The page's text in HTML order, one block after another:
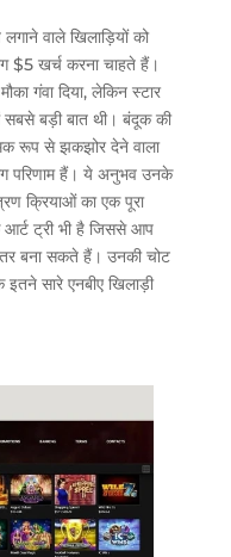
वाले खिलाड़ियों को
$5 खर्च करना चाहते हैं।
गंवा दिया, लेकिन स्टार
बड़ी बात थी। बंदूक की
रूप से झकझोर देने वाला
हैं। ये अनुभव उनके
क्रियाओं का एक पूरा
ट्री भी है जिससे आप
बना सकते हैं। उनकी चोट
सारे एनबीए खिलाड़ी